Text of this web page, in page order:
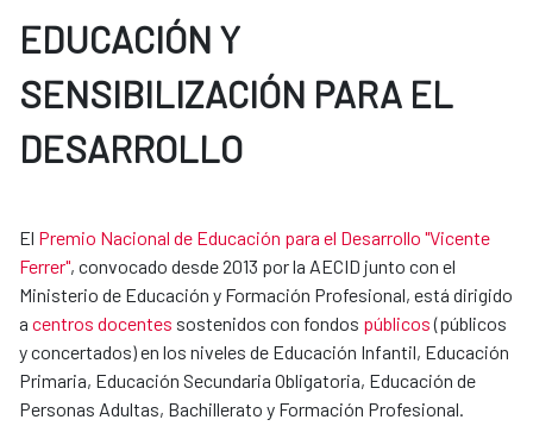
EDUCACIÓN Y
SENSIBILIZACIÓN PARA EL
DESARROLLO
El Premio Nacional de Educación para el Desarrollo "Vicente
Ferrer", convocado desde 2013 por la AECID junto con el
Ministerio de Educación y Formación Profesional, está dirigido
a centros docentes sostenidos con fondos públicos(públicos
y concertados) en los niveles de Educación Infantil, Educación
Primaria, Educación Secundaria Obligatoria, Educación de​​
Personas Adultas, Bachillerato y Formación Profesional.